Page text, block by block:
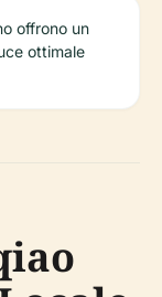
offrono un
ottimale